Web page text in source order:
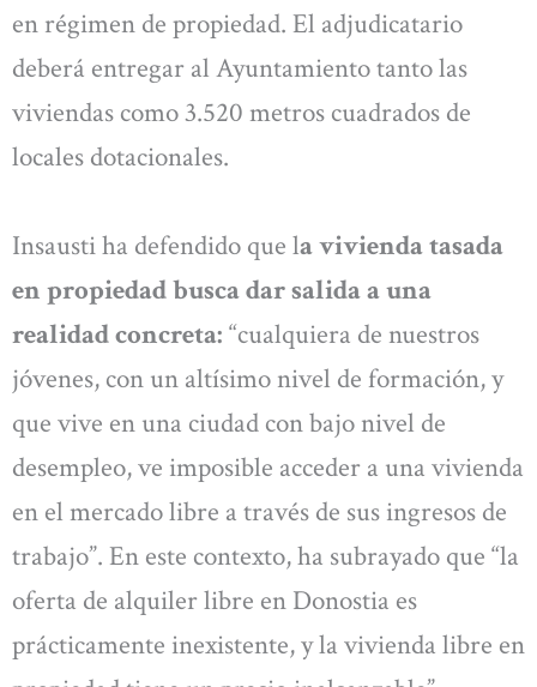
en régimen de propiedad. El adjudicatario
deberá entregar al Ayuntamiento tanto las
viviendas como 3.520 metros cuadrados de
locales dotacionales.
Insausti ha defendido que la vivienda tasada
en propiedad busca dar salida a una
realidad concreta: “cualquiera de nuestros
jóvenes, con un altísimo nivel de formación, y
que vive en una ciudad con bajo nivel de
desempleo, ve imposible acceder a una vivienda
en el mercado libre a través de sus ingresos de
trabajo”. En este contexto, ha subrayado que “la
oferta de alquiler libre en Donostia es
prácticamente inexistente, y la vivienda libre en